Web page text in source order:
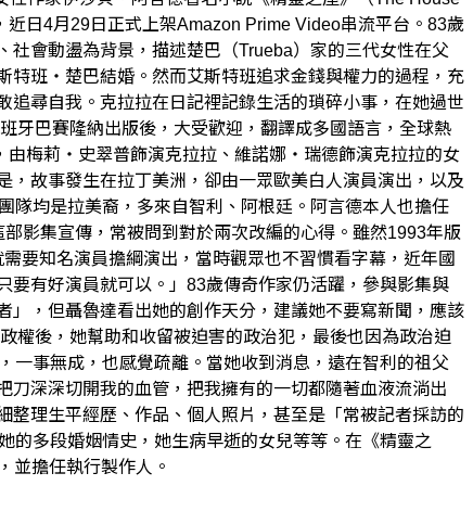
日4月29日正式上架Amazon Prime Video串流平台。83歲
會動盪為背景，描述楚巴（Trueba）家的三代女性在父
班・楚巴結婚。然而艾斯特班追求金錢與權力的過程，充
尋自我。克拉拉在日記裡記錄生活的瑣碎小事，在她過世
牙巴賽隆納出版後，大受歡迎，翻譯成多國語言，全球熱
梅莉・史翠普飾演克拉拉、維諾娜・瑞德飾演克拉拉的女
故事發生在拉丁美洲，卻由一眾歐美白人演員演出，以及
隊均是拉美裔，多來自智利、阿根廷。阿言德本人也擔任
影集宣傳，常被問到對於兩次改編的心得。雖然1993年版
要知名演員擔綱演出，當時觀眾也不習慣看字幕，近年國
要有好演員就可以。」83歲傳奇作家仍活躍，參與影集與
，但聶魯達看出她的創作天分，建議她不要寫新聞，應該
權後，她幫助和收留被迫害的政治犯，最後也因為政治迫
一事無成，也感覺疏離。當她收到消息，遠在智利的祖父
深深切開我的血管，把我擁有的一切都隨著血液流淌出
理生平經歷、作品、個人照片，甚至是「常被記者採訪的
的多段婚姻情史，她生病早逝的女兒等等。在《精靈之
並擔任執行製作人。